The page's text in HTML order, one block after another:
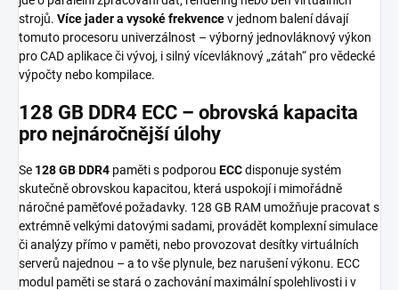
strojů. Více jader a vysoké frekvencev jednom balení dávají
tomuto procesoru univerzálnost – výborný jednovláknový výkon
pro CAD aplikace či vývoj, i silný vícevláknový „zátah“ pro vědecké
výpočty nebo kompilace.
128 GB DDR4 ECC – obrovská kapacita
pro nejnáročnější úlohy
Se 128 GB DDR4 paměti s podporou ECCdisponuje systém
skutečně obrovskou kapacitou, která uspokojí i mimořádně
náročné paměťové požadavky. 128 GB RAM umožňuje pracovat s
extrémně velkými datovými sadami, provádět komplexní simulace
či analýzy přímo v paměti, nebo provozovat desítky virtuálních
serverů najednou – a to vše plynule, bez narušení výkonu. ECC
modul paměti se stará o zachování maximální spolehlivosti i v